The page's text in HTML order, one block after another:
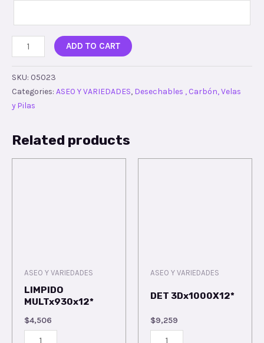
ADD TO CART
SKU: 05023
Categories: ASEO Y VARIEDADES, Desechables , Carbón, Velas
y Pilas
Related products
ASEO Y VARIEDADES
LIMPIDO
MULTx930x12*
$4,506
ASEO Y VARIEDADES
DET 3Dx1000X12*
$9,259